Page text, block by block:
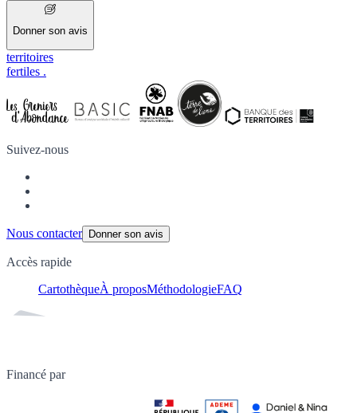
Donner son avis
territoires
fertiles .
Suivez-nous
Nous contacter Donner son avis
Accès rapide
CartothèqueÀ proposMéthodologieFAQ
Financé par